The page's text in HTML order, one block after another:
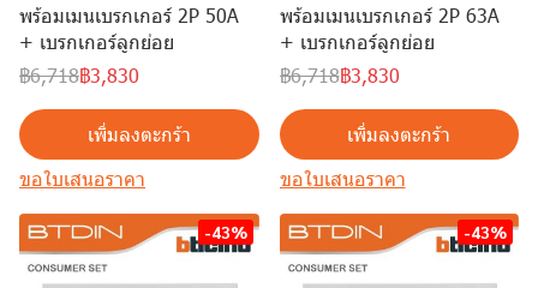
พร้อมเมนเบรกเกอร์ 2P 50A
+ เบรกเกอร์ลูกย่อย
฿6,718฿3,830
เพิ่มลงตะกร้า
ขอใบเสนอราคา
พร้อมเมนเบรกเกอร์ 2P 63A
+ เบรกเกอร์ลูกย่อย
฿6,718฿3,830
เพิ่มลงตะกร้า
ขอใบเสนอราคา
-43% -43%